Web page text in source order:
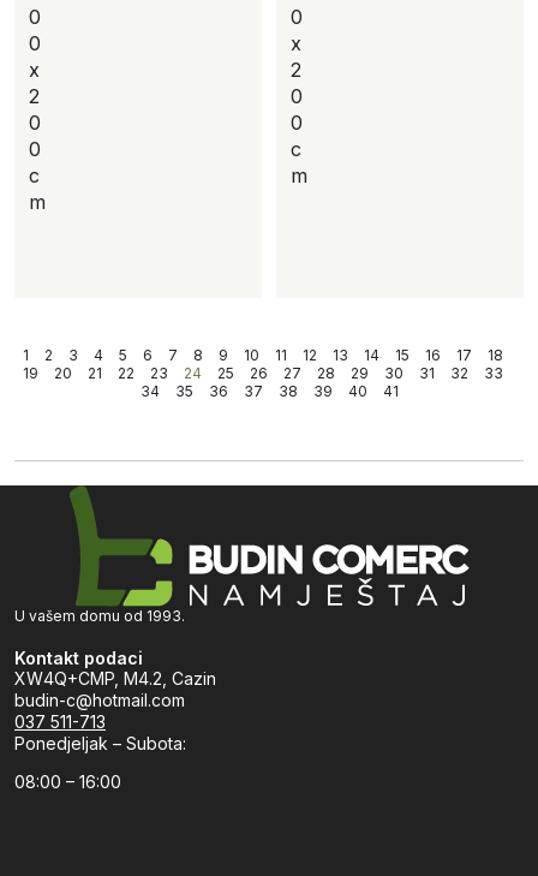
0
0
x
2
0
0
c
m
0
x
2
0
0
c
m
1 2 3 4 5 6 7 8 9 10 11 12 13 14 15 16 17
18
19
20 21 22 23 24 25 26 27 28 29 30 31 32
33
34
35 36 37 38 39 40 41
U vašem domu od 1993.
Kontakt podaci
XW4Q+CMP, M4.2, Cazin
budin-c@hotmail.com
037 511-713
Ponedjeljak – Subota:
08:00 – 16:00